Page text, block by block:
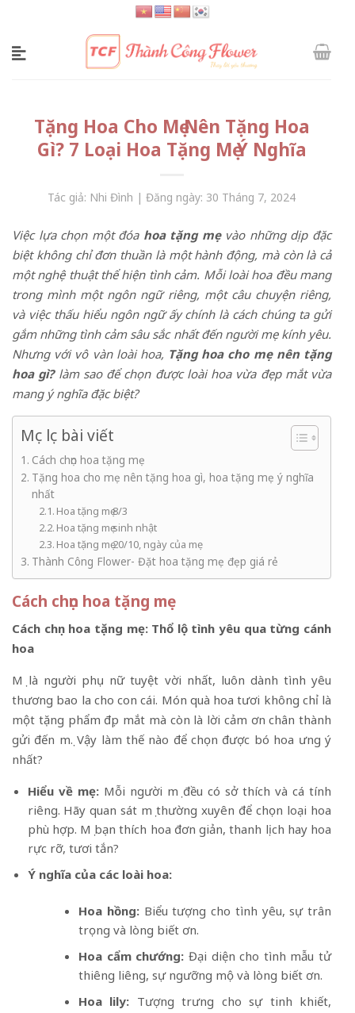
content
Tặng Hoa Cho Mẹ Nên Tặng Hoa
Gì? 7 Loại Hoa Tặng Mẹ Ý Nghĩa
Tác giả: Nhi Đình | Đăng ngày: 30 Tháng 7, 2024
Việc lựa chọn một đóa hoa tặng mẹvào những dịp đặc
biệt không chỉ đơn thuần là một hành động, mà còn là cả
một nghệ thuật thể hiện tình cảm. Mỗi loài hoa đều mang
trong mình một ngôn ngữ riêng, một câu chuyện riêng,
và việc thấu hiểu ngôn ngữ ấy chính là cách chúng ta gửi
gắm những tình cảm sâu sắc nhất đến người mẹ kính yêu.
Nhưng với vô vàn loài hoa, Tặng hoa cho mẹ nên tặng
hoa gì? làm sao để chọn được loài hoa vừa đẹp mắt vừa
mang ý nghĩa đặc biệt?
Mục lục bài viết
Cách chọn hoa tặng mẹ
Tặng hoa cho mẹ nên tặng hoa gì, hoa tặng mẹ ý nghĩa
nhất
Hoa tặng mẹ 8/3
Hoa tặng mẹ sinh nhật
Hoa tặng mẹ 20/10, ngày của mẹ
Thành Công Flower- Đặt hoa tặng mẹ đẹp giá rẻ
Cách chọn hoa tặng mẹ
Cách chọn hoa tặng mẹ: Thổ lộ tình yêu qua từng cánh
hoa
Mẹ là người phụ nữ tuyệt vời nhất, luôn dành tình yêu
thương bao la cho con cái. Món quà hoa tươi không chỉ là
một tặng phẩm đẹp mắt mà còn là lời cảm ơn chân thành
gửi đến mẹ. Vậy làm thế nào để chọn được bó hoa ưng ý
nhất?
Hiểu về mẹ:Mỗi người mẹ đều có sở thích và cá tính
riêng. Hãy quan sát mẹ thường xuyên để chọn loại hoa
phù hợp. Mẹ bạn thích hoa đơn giản, thanh lịch hay hoa
rực rỡ, tươi tắn?
Ý nghĩa của các loài hoa:
Hoa hồng:Biểu tượng cho tình yêu, sự trân
trọng và lòng biết ơn.
Hoa cẩm chướng: Đại diện cho tình mẫu tử
thiêng liêng, sự ngưỡng mộ và lòng biết ơn.
Hoa lily: Tượng trưng cho sự tinh khiết,